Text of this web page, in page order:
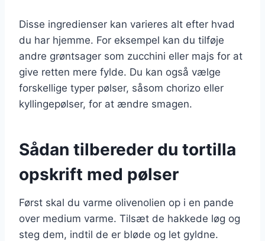
Disse ingredienser kan varieres alt efter hvad
du har hjemme. For eksempel kan du tilføje
andre grøntsager som zucchini eller majs for at
give retten mere fylde. Du kan også vælge
forskellige typer pølser, såsom chorizo eller
kyllingepølser, for at ændre smagen.
Sådan tilbereder du tortilla
opskrift med pølser
Først skal du varme olivenolien op i en pande
over medium varme. Tilsæt de hakkede løg og
steg dem, indtil de er bløde og let gyldne.